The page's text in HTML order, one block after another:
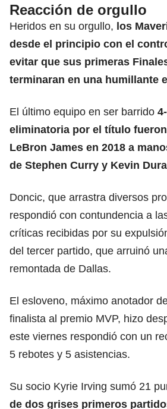
Reacción de orgullo
Heridos en su orgullo, los
desde el principio con el
evitar que sus primeras
terminaran en una humillante
El último equipo en ser barrido
eliminatoria por el título
LeBron James en 2018 a
de Stephen Curry y Kevin
Doncic, que arrastra diversos
respondió con contundencia a
críticas recibidas por su
del tercer partido, que arruinó
remontada de Dallas.
El esloveno, máximo anotador
finalista al premio MVP, hizo
este viernes respondió con un
5 rebotes y 5 asistencias.
Su socio Kyrie Irving sumó 21
de dos grises primeros